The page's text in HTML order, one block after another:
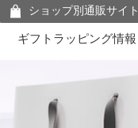
ショップ別通販サイト
ギフトラッピング情報